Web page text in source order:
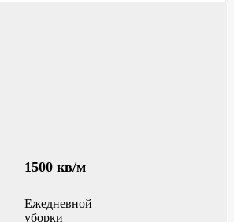
1500 кв/м
Ежедневной
уборки